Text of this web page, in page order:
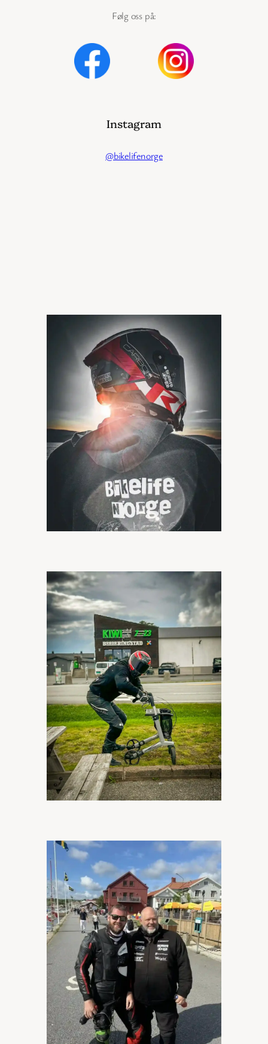
Følg oss på:
Instagram
@bikelifenorge